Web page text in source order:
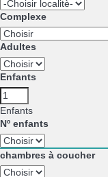
Complexe
Adultes
Enfants
Enfants
Nº enfants
chambres à coucher